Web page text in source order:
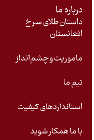
درباره ما
داستان طلای سرخ
افغانستان
ماموریت و چشم‌انداز
تیم ما
استانداردهای کیفیت
با ما همکار شوید